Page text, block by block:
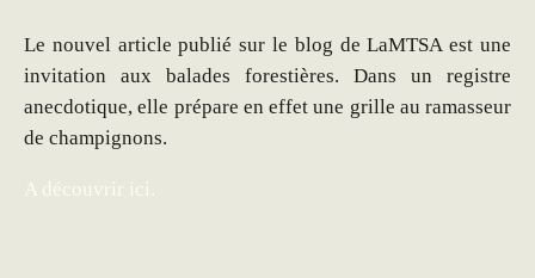
Le nouvel article publié sur le blog de LaMTSA est une
invitation aux balades forestières. Dans un registre
anecdotique, elle prépare en effet une grille au ramasseur
de champignons.
A découvrir ici.